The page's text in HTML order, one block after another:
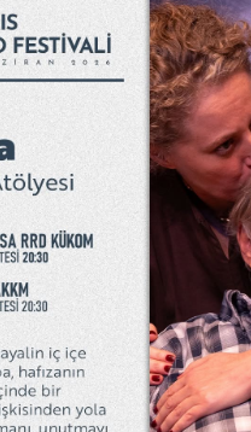
Galeri